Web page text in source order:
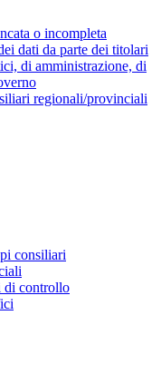
o incompleta
dati da parte dei titolari
di amministrazione, di
regionali/provinciali
consiliari
di controllo